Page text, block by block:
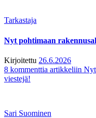
Tarkastaja
Nyt pohtimaan
Kirjoitettu 26.6.2026
8 kommenttia artikkeliin Nyt
viestejä!
Sari Suominen